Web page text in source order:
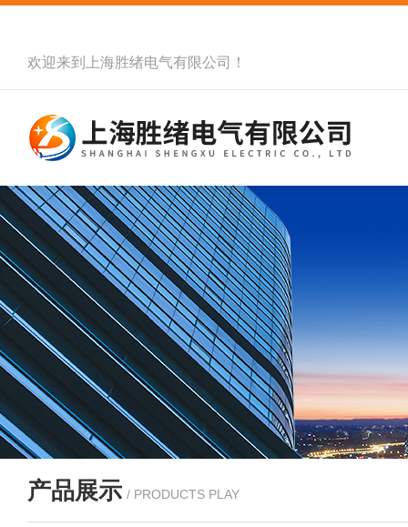
欢迎来到 上海胜绪电气有限公司 ！
产品展示 / PRODUCTS PLAY